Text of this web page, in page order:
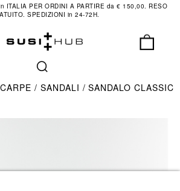
ITALIA PER ORDINI A PARTIRE da € 150,00. RESO
SPEDIZIONI in 24-72H.
SANDALI SANDALO CLASSIC